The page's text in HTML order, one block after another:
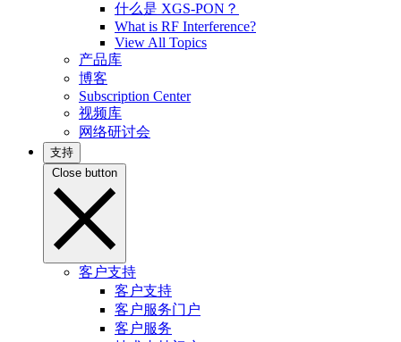
什么是 XGS-PON？
What is RF Interference?
View All Topics
产品库
博客
Subscription Center
视频库
网络研讨会
支持
Close button
客户支持
客户支持
客户服务门户
客户服务